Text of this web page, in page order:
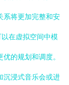
系将更加完整和安
在虚拟空间中模
的规划和调度。
沉浸式音乐会或进